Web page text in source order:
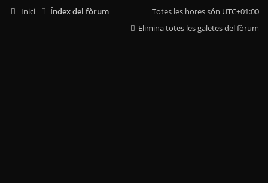
Inici Índex del fòrum Totes les hores són UTC+01:00
Elimina totes les galetes del fòrum